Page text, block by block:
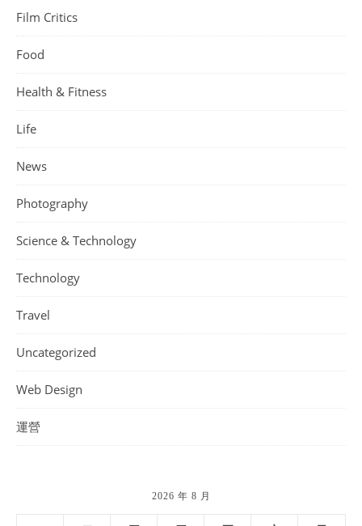
Film Critics
Food
Health & Fitness
Life
News
Photography
Science & Technology
Technology
Travel
Uncategorized
Web Design
運營
2026 年 8 月